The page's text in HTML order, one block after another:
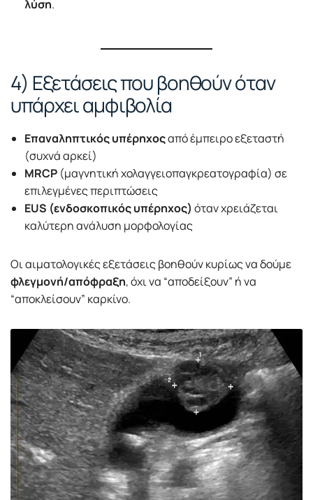
λύση.
4) Εξετάσεις που βοηθούν όταν
υπάρχει αμφιβολία
Επαναληπτικός υπέρηχοςαπό έμπειρο εξεταστή
(συχνά αρκεί)
MRCP (μαγνητική χολαγγειοπαγκρεατογραφία) σε
επιλεγμένες περιπτώσεις
EUS (ενδοσκοπικός υπέρηχος) όταν χρειάζεται
καλύτερη ανάλυση μορφολογίας
Οι αιματολογικές εξετάσεις βοηθούν κυρίως να δούμε
φλεγμονή/απόφραξη, όχι να “αποδείξουν” ή να
“αποκλείσουν” καρκίνο.